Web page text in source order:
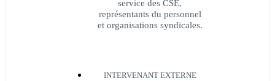
service des CSE,
représentants du personnel
et organisations syndicales.
INTERVENANT EXTERNE